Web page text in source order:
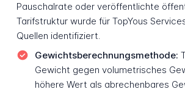
Pauschalrate oder veröffentlichte
Tarifstruktur wurde für TopYous
Quellen identifiziert.
Gewichtsberechnungsmethode:
Gewicht gegen volumetrisches
höhere Wert als abrechenbares